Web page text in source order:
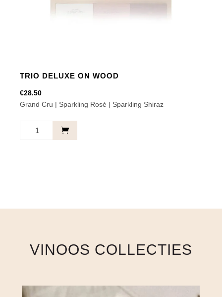
TRIO DELUXE ON WOOD
€28.50
Grand Cru | Sparkling Rosé | Sparkling Shiraz
VINOOS COLLECTIES